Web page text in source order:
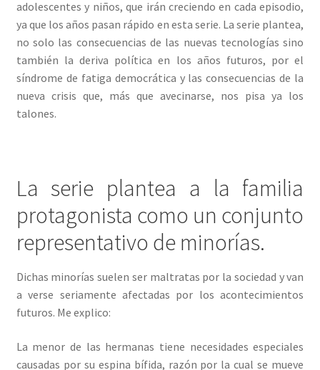
adolescentes y niños, que irán creciendo en cada episodio,
ya que los años pasan rápido en esta serie. La serie plantea,
no solo las consecuencias de las nuevas tecnologías sino
también la deriva política en los años futuros, por el
síndrome de fatiga democrática y las consecuencias de la
nueva crisis que, más que avecinarse, nos pisa ya los
talones.
La serie plantea a la familia
protagonista como un conjunto
representativo de minorías.
Dichas minorías suelen ser maltratas por la sociedad y van
a verse seriamente afectadas por los acontecimientos
futuros. Me explico:
La menor de las hermanas tiene necesidades especiales
causadas por su espina bífida, razón por la cual se mueve